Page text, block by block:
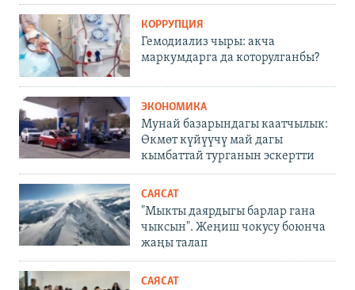
КОРРУПЦИЯ
Гемодиализ чыры: акча
маркумдарга да которулганбы?
ЭКОНОМИКА
Мунай базарындагы каатчылык:
Өкмөт күйүүчү май дагы
кымбаттай турганын эскертти
САЯСАТ
"Мыкты даярдыгы барлар гана
чыксын". Жеңиш чокусу боюнча
жаңы талап
САЯСАТ